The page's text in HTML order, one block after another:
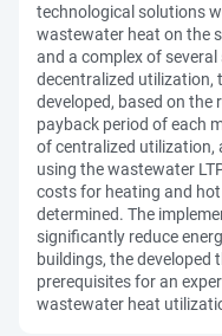
technological solutions
wastewater heat on the
and a complex of
decentralized utilization,
developed, based on the
payback period of each
of centralized utilization,
using the wastewater
costs for heating and
determined. The
significantly reduce
buildings, the developed
prerequisites for an
wastewater heat